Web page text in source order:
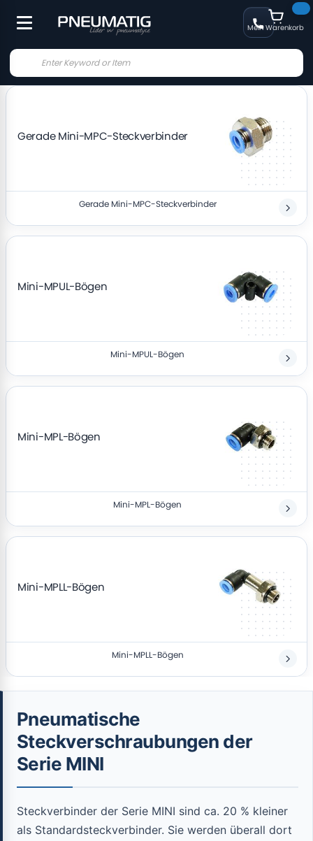
Mein Warenkorb
Gerade Mini-MPC-Steckverbinder
Gerade Mini-MPC-Steckverbinder
Mini-MPUL-Bögen
Mini-MPUL-Bögen
Mini-MPL-Bögen
Mini-MPL-Bögen
Mini-MPLL-Bögen
Mini-MPLL-Bögen
Pneumatische
Steckverschraubungen der
Serie MINI
Steckverbinder der Serie MINI sind ca. 20 % kleiner
als Standardsteckverbinder. Sie werden überall dort